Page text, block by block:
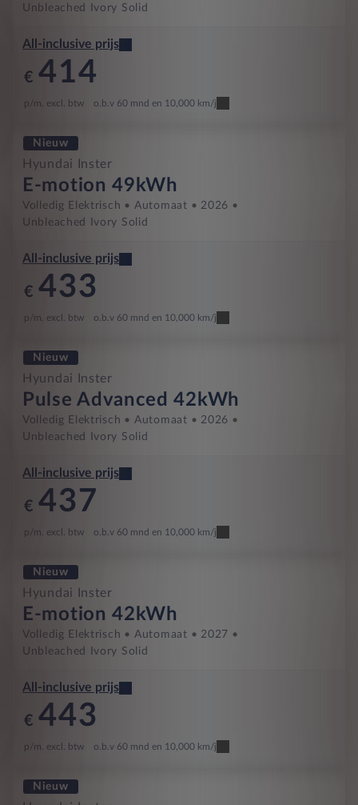
Unbleached Ivory Solid
All-inclusive prijs
€ 414
p/m. excl. btw o.b.v 60 mnd en 10,000 km/j
Nieuw
Hyundai Inster
E-motion 49kWh
Volledig Elektrisch Automaat
2026
Unbleached Ivory Solid
All-inclusive prijs
€ 433
p/m. excl. btw o.b.v 60 mnd en 10,000 km/j
Nieuw
Hyundai Inster
Pulse Advanced 42kWh
Volledig Elektrisch Automaat
2026
Unbleached Ivory Solid
All-inclusive prijs
€ 437
p/m. excl. btw o.b.v 60 mnd en 10,000 km/j
Nieuw
Hyundai Inster
E-motion 42kWh
Volledig Elektrisch Automaat
2027
Unbleached Ivory Solid
All-inclusive prijs
€ 443
p/m. excl. btw o.b.v 60 mnd en 10,000 km/j
Nieuw